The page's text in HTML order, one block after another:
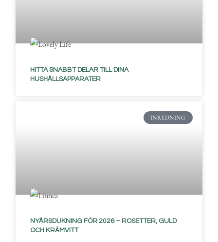
HITTA SNABBT DELAR TILL DINA
HUSHÅLLSAPPARATER
INREDNING
NYÅRSDUKNING FÖR 2026 – ROSETTER, GULD
OCH KRÄMVITT